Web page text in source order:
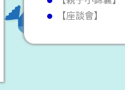
【座談會】